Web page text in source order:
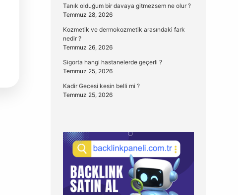
Tanık olduğum bir davaya gitmezsem ne olur ?
Temmuz 28, 2026
Kozmetik ve dermokozmetik arasındaki fark
nedir ?
Temmuz 26, 2026
Sigorta hangi hastanelerde geçerli ?
Temmuz 25, 2026
Kadir Gecesi kesin belli mi ?
Temmuz 25, 2026